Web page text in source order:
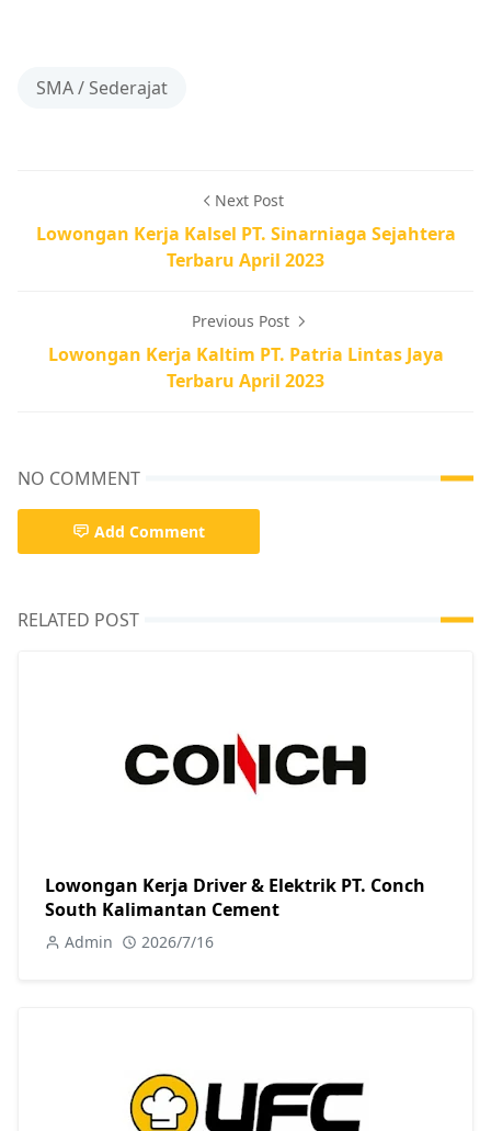
SMA / Sederajat
Next Post
Lowongan Kerja Kalsel PT. Sinarniaga Sejahtera
Terbaru April 2023
Previous Post
Lowongan Kerja Kaltim PT. Patria Lintas Jaya
Terbaru April 2023
NO COMMENT
Add Comment
RELATED POST
Lowongan Kerja Driver & Elektrik PT. Conch
South Kalimantan Cement
Admin 2026/7/16